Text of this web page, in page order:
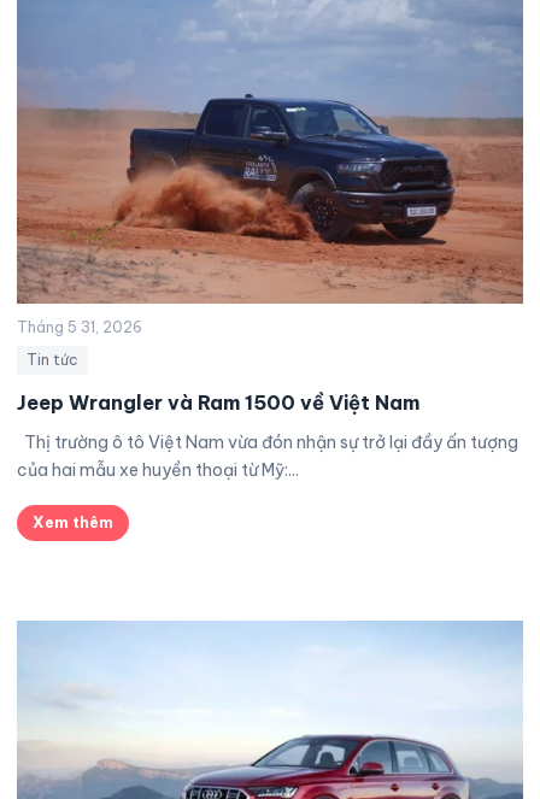
Tháng 5 31, 2026
Tin tức
Jeep Wrangler và Ram 1500 về Việt Nam
Thị trường ô tô Việt Nam vừa đón nhận sự trở lại đầy ấn tượng
của hai mẫu xe huyền thoại từ Mỹ:...
Xem thêm